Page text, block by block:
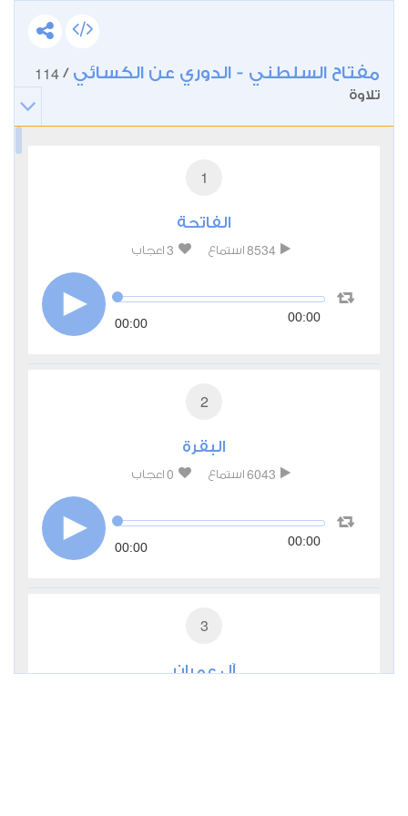
مفتاح السلطني - الدوري عن الكسائي /
114
تلاوة
1
الفاتحة
8534 استماع 3 اعجاب
00:00 00:00
2
البقرة
6043 استماع 0 اعجاب
00:00 00:00
3
آل عمران